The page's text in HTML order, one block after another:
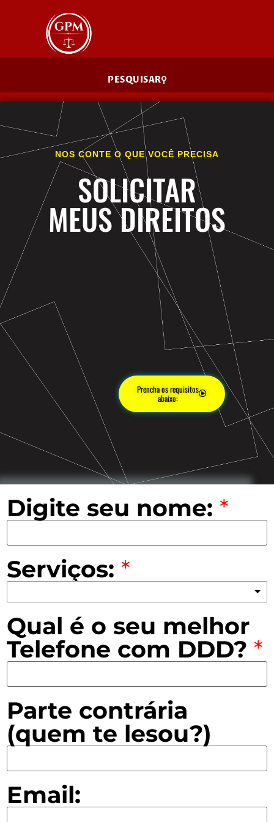
PESQUISAR
NOS CONTE O QUE VOCÊ PRECISA
SOLICITAR
MEUS DIREITOS
Prencha os requisitos
abaixo:
Digite seu nome: *
Serviços: *
Qual é o seu melhor
Telefone com DDD? *
Parte contrária
(quem te lesou?)
Email: